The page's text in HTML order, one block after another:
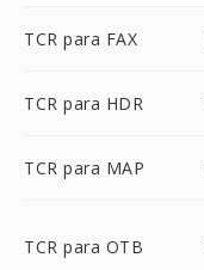
TCR para FAX
TCR para HDR
TCR para MAP
TCR para OTB